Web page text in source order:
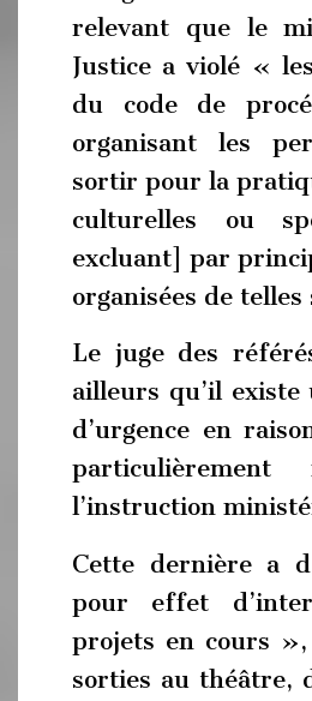
relevant que le
Justice a violé «
du code de
organisant les
sortir pour la
culturelles ou
excluant] par
organisées de
Le juge des
ailleurs qu’il
d’urgence en
l’instruction
Cette dernière a
pour effet
projets en cours
sorties au théâtre,